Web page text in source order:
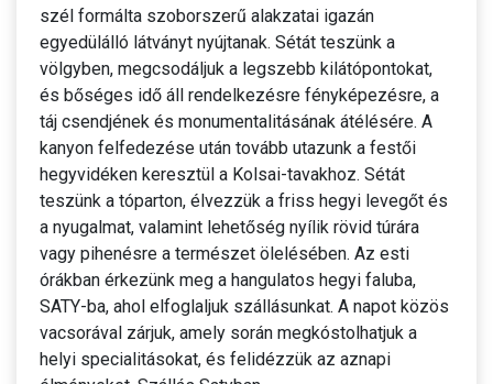
szél formálta szoborszerű alakzatai igazán
egyedülálló látványt nyújtanak. Sétát teszünk a
völgyben, megcsodáljuk a legszebb kilátópontokat,
és bőséges idő áll rendelkezésre fényképezésre, a
táj csendjének és monumentalitásának átélésére. A
kanyon felfedezése után tovább utazunk a festői
hegyvidéken keresztül a Kolsai-tavakhoz. Sétát
teszünk a tóparton, élvezzük a friss hegyi levegőt és
a nyugalmat, valamint lehetőség nyílik rövid túrára
vagy pihenésre a természet ölelésében. Az esti
órákban érkezünk meg a hangulatos hegyi faluba,
SATY-ba, ahol elfoglaljuk szállásunkat. A napot közös
vacsorával zárjuk, amely során megkóstolhatjuk a
helyi specialitásokat, és felidézzük az aznapi